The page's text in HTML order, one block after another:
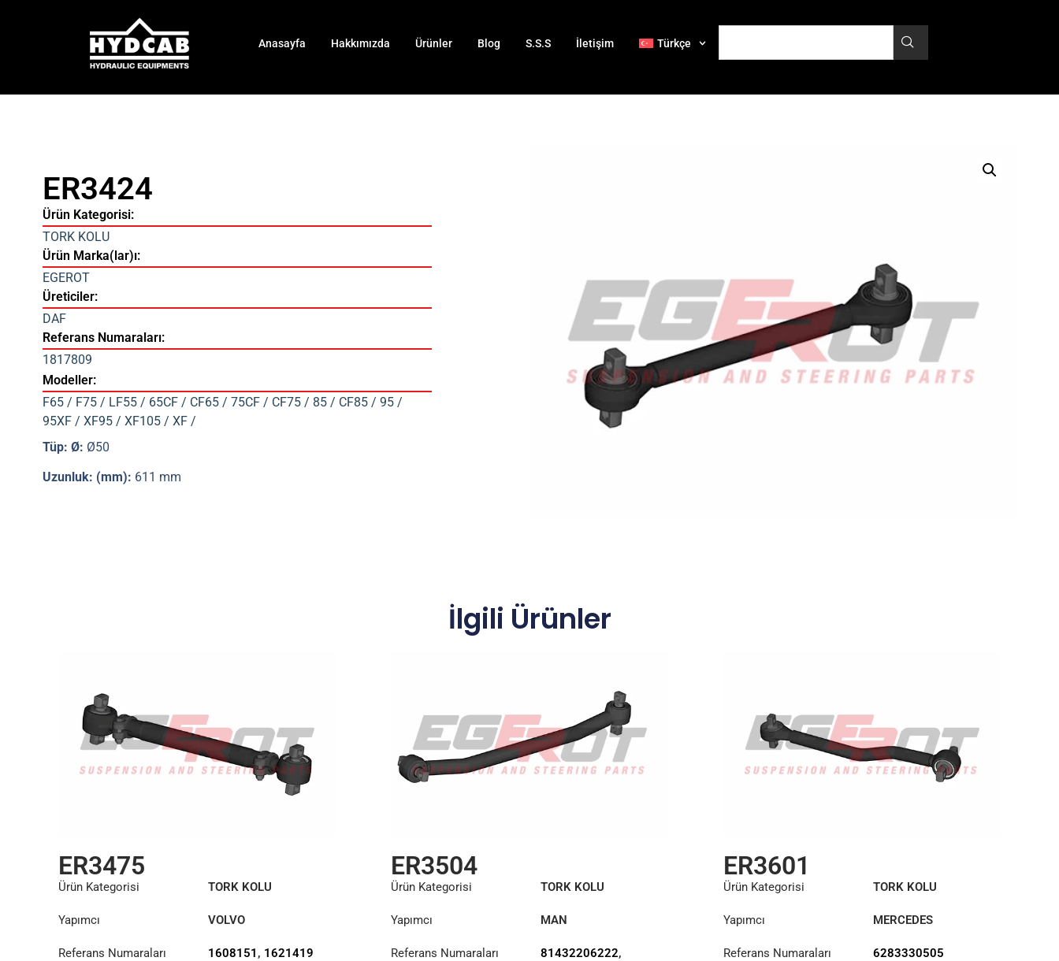
Anasayfa Hakkımızda Ürünler Blog S.S.S İletişim Türkçe
ER3424
Ürün Kategorisi:
TORK KOLU
Ürün Marka(lar)ı:
EGEROT
Üreticiler:
DAF
Referans Numaraları:
1817809
Modeller:
F65 / F75 / LF55 / 65CF / CF65 / 75CF / CF75 / 85 / CF85 / 95 /
95XF / XF95 / XF105 / XF /
Tüp: Ø: Ø50
Uzunluk: (mm): 611 mm
İlgili Ürünler
ER3475
Ürün Kategorisi TORK KOLU
Yapımcı VOLVO
Referans Numaraları 1608151 , 1621419
ER3504
Ürün Kategorisi TORK KOLU
Yapımcı MAN
Referans Numaraları 81432206222,
ER3601
Ürün Kategorisi TORK KOLU
Yapımcı MERCEDES
Referans Numaraları 6283330505